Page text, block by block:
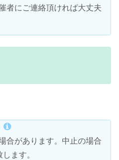
者にご連絡頂ければ大丈夫
合があります。中止の場合
ます。